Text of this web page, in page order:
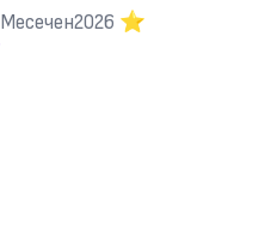
Месечен2026 ⭐